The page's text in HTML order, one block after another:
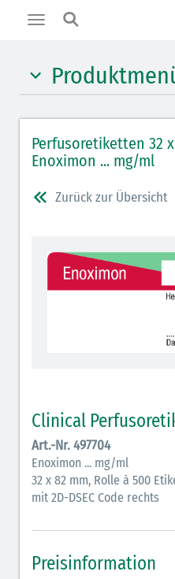
Toggle
Benzodiazepine (orange)
Muskelrelaxantien (weiß-
Opiate/Opioide (hellblau)
Vasopressoren (hellviolett)
Antihypertonika/
Cholinergika (hellgrün
Verschiedene
Antikoagulantien
Rahmen)
Antikoagulantien
Bronchodilatatoren (blau-
Antikonvulsiva (grau-lila)
Perfusoretiketten 32
Enoximon ... mg/ml
Zurück zur Übersicht
Clinical
Art.-Nr. 497704
Enoximon ... mg/ml
32 x 82 mm, Rolle à 500
mit 2D-DSEC Code rechts
Preisinformation